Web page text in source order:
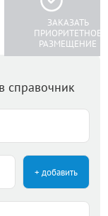
ЗАКАЗАТЬ
ПРИОРИТЕТНОЕ
РАЗМЕЩЕНИЕ
справочник
+ добавить